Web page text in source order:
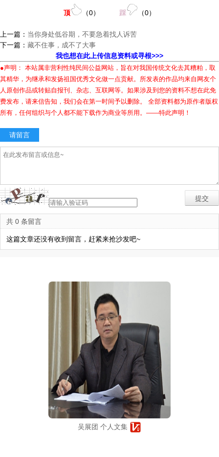
顶 （0） 踩 （0）
上一篇： 当你身处低谷期，不要急着找人诉苦
下一篇： 藏不住事，成不了大事
我也想在此上传信息资料或寻根>>>
●声明： 本站属非营利性纯民间公益网站，旨在对我国传统文化去其糟粕，取
其精华，为继承和发扬祖国优秀文化做一点贡献。所发表的作品均来自网友个
人原创作品或转贴自报刊、杂志、互联网等。如果涉及到您的资料不想在此免
费发布，请来信告知，我们会在第一时间予以删除。 全部资料都为原作者版权
所有，任何组织与个人都不能下载作为商业等所用。——特此声明！
请留言
共 0 条留言
这篇文章还没有收到留言，赶紧来抢沙发吧~
吴展团 个人文集